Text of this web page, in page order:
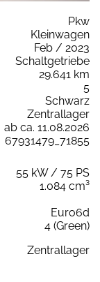
Pkw
Kleinwagen
Feb / 2023
Schaltgetriebe
29.641 km
5
Schwarz
Zentrallager
ab ca. 11.08.2026
67931479_71855
55 kW / 75 PS
1.084 cm³
Euro6d
4 (Green)
Zentrallager